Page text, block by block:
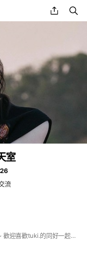
share
室
流
這裡是tuki.台灣粉絲後援會~~~~ 歡迎喜歡tuki.的同好一起進來聊天~~ 名稱請好好打 取的太奇怪會不給進噢 禁止只有數字 標點符號